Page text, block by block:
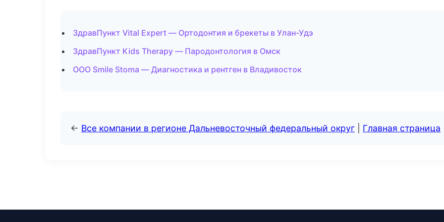
ЗдравПункт Vital Expert — Ортодонтия и брекеты в Улан-Удэ
ЗдравПункт Kids Therapy — Пародонтология в Омск
ООО Smile Stoma — Диагностика и рентген в Владивосток
← Все компании в регионе Дальневосточный федеральный округ Главная страница